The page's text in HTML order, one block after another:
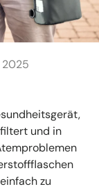
2025
und in
zu